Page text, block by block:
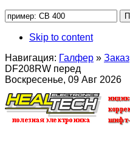
Skip to content
Навигация: Галфер » Заказ
DF208RW перед
Воскресенье, 09 Авг 2026